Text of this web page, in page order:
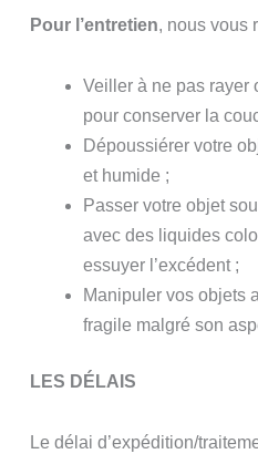
Pour l’entretien, nous vous
Veiller à ne pas rayer
pour conserver la
Dépoussiérer votre
et humide ;
Passer votre objet
avec des liquides
essuyer l’excédent ;
Manipuler vos objets
fragile malgré son
LES DÉLAIS
Le délai d’expédition/